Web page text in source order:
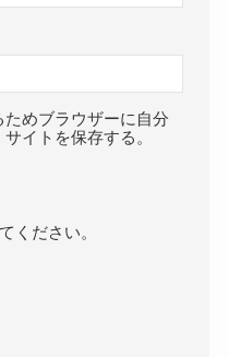
めブラウザーに自分
イトを保存する。
ください。